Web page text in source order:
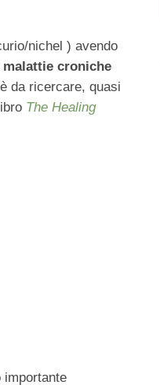
nichel ) avendo
croniche
da ricercare, quasi
The Healing
importante